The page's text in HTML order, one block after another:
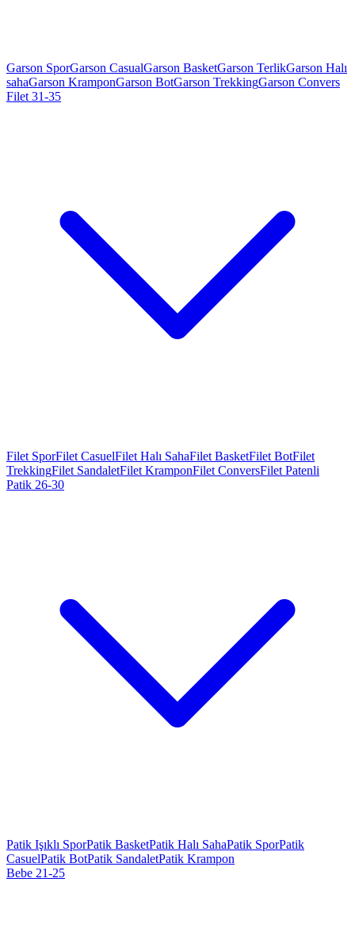
Garson SporGarson CasualGarson BasketGarson TerlikGarson Halı
sahaGarson KramponGarson BotGarson TrekkingGarson Convers
Filet 31-35
Filet SporFilet CasuelFilet Halı SahaFilet BasketFilet BotFilet
TrekkingFilet SandaletFilet KramponFilet ConversFilet Patenli
Patik 26-30
Patik Işıklı SporPatik BasketPatik Halı SahaPatik SporPatik
CasuelPatik BotPatik SandaletPatik Krampon
Bebe 21-25